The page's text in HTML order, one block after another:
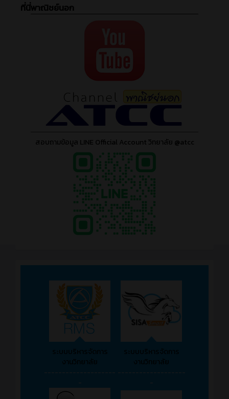
ที่นี่พาณิชย์นอก
สอบถามข้อมูล LINE Official Account วิทยาลัย @atcc
ระบบบริหารจัดการ
งานวิทยาลัย
ระบบบริหารจัดการ
งานวิทยาลัย
--------------------
-
-------------------
-